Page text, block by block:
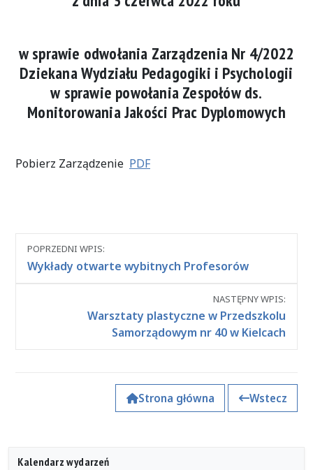
w sprawie odwołania Zarządzenia Nr 4/2022
Dziekana Wydziału Pedagogiki i Psychologii
w sprawie powołania Zespołów ds.
Monitorowania Jakości Prac Dyplomowych
Pobierz Zarządzenie PDF
Nawigacja
między
POPRZEDNI WPIS:
Wykłady otwarte wybitnych Profesorów
NASTĘPNY WPIS:
Warsztaty plastyczne w Przedszkolu
Samorządowym nr 40 w Kielcach
Strona główna Wstecz
Kalendarz wydarzeń